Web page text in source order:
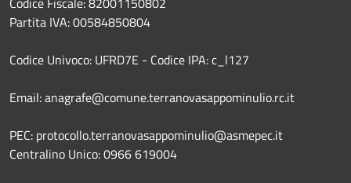
Partita IVA: 00584850804
Codice Univoco: UFRD7E - Codice IPA: c_l127
Email: anagrafe@comune.terranovasappominulio.rc.it
PEC: protocollo.terranovasappominulio@asmepec.it
Centralino Unico: 0966 619004